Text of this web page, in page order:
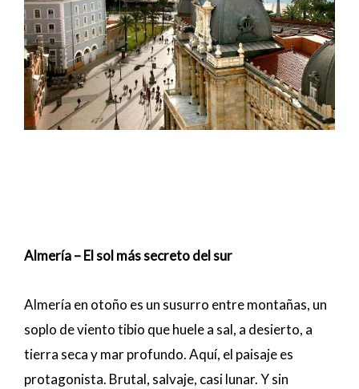
Almería – El sol más secreto del sur
Almería en otoño es un susurro entre montañas, un
soplo de viento tibio que huele a sal, a desierto, a
tierra seca y mar profundo. Aquí, el paisaje es
protagonista. Brutal, salvaje, casi lunar. Y sin